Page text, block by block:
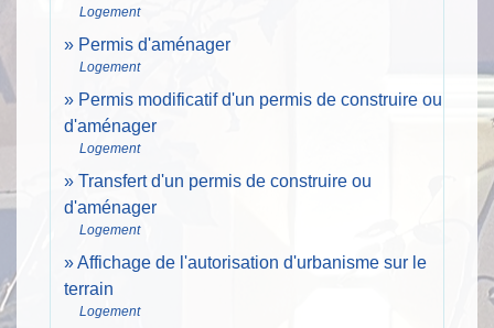
Logement
Permis d'aménager
Logement
Permis modificatif d'un permis de construire ou
d'aménager
Logement
Transfert d'un permis de construire ou
d'aménager
Logement
Affichage de l'autorisation d'urbanisme sur le
terrain
Logement